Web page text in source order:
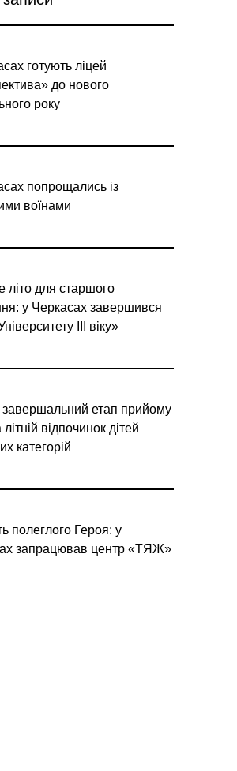
готують ліцей
до нового
року
попрощались із
воїнами
літо для старшого
у Черкасах завершився
ІІІ віку»
завершальний етап прийому
відпочинок дітей
категорій
полеглого Героя: у
запрацював центр «ТЯЖ»